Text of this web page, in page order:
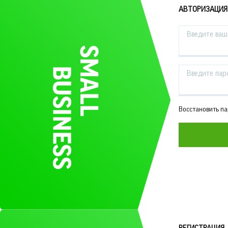
АВТОРИЗАЦИЯ
Введите
Введите
Восстановить